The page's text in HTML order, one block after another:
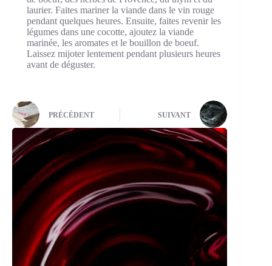
laurier. Faites mariner la viande dans le vin rouge
pendant quelques heures. Ensuite, faites revenir les
légumes dans une cocotte, ajoutez la viande
marinée, les aromates et le bouillon de boeuf.
Laissez mijoter lentement pendant plusieurs heures
avant de déguster.
PRÉCÉDENT SUIVANT